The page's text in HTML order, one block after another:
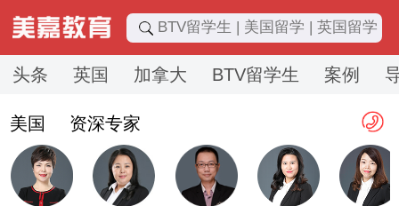
头条 英国 加拿大 BTV留学生 案例
走进美嘉 全国
美国 资深专家